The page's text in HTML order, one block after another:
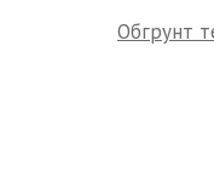
Обгрунт